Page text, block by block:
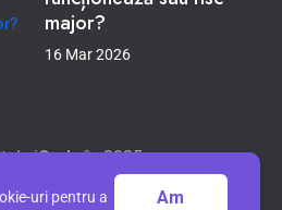
major?
16 Mar 2026
deiCodeîn 2025
SRL Ioneli Development
uri pentru a Am